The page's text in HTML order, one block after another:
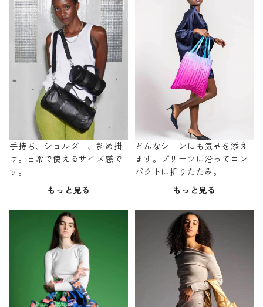
手持ち、ショルダー、斜め掛
け。日常で使えるサイズ感で
す。
もっと見る
どんなシーンにも気品を添え
ます。プリーツに沿ってコン
パクトに折りたたみ。
もっと見る